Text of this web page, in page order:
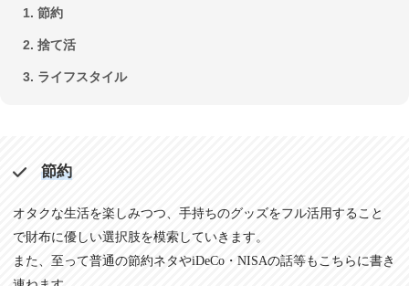
節約
捨て活
ライフスタイル
節約
オタクな生活を楽しみつつ、手持ちのグッズをフル活用すること
で財布に優しい選択肢を模索していきます。
また、至って普通の節約ネタやiDeCo・NISAの話等もこちらに書き